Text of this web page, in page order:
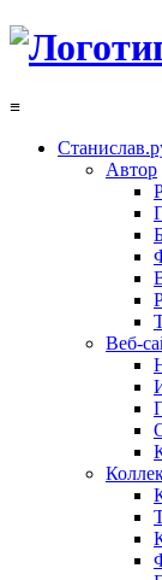
≡
Автор
Веб-